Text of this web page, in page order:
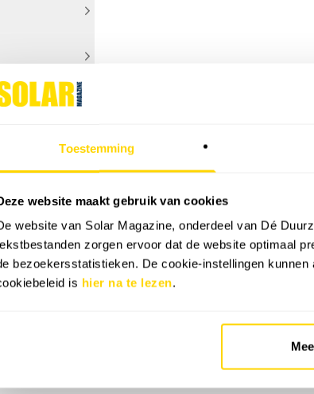
Toestemming
website maakt gebruik van cookies
website van Solar Magazine, onderdeel van Dé
zorgen ervoor dat de website optimaal
bezoekersstatistieken. De cookie-instellingen
is hier na te lezen.